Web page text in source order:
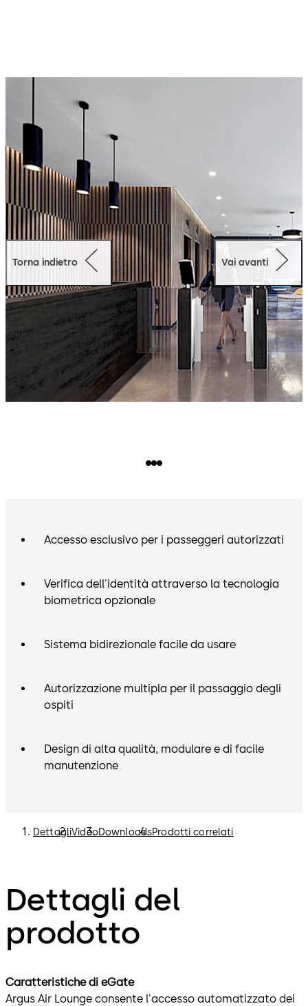
Torna indietro Vai avanti
Accesso esclusivo per i passeggeri autorizzati
Verifica dell'identità attraverso la tecnologia
biometrica opzionale
Sistema bidirezionale facile da usare
Autorizzazione multipla per il passaggio degli
ospiti
Design di alta qualità, modulare e di facile
manutenzione
DettagliVideoDownloadsProdotti correlati
Dettagli del
prodotto
Caratteristiche di eGate
Argus Air Lounge consente l'accesso automatizzato dei